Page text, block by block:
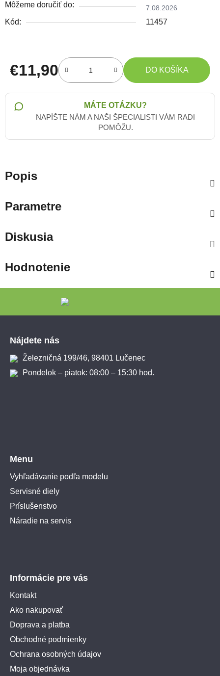
Môžeme doručiť do: 7.08.2026
Kód: 11457
€11,90
Jednotková cena:
DO KOŠÍKA
MÁTE OTÁZKU?
NAPÍŠTE NÁM A NAŠI ŠPECIALISTI VÁM RADI
POMÔŽU.
Popis
Parametre
Diskusia
Hodnotenie
Nájdete nás
Železničná 199/46, 98401 Lučenec
Pondelok – piatok: 08:00 – 15:30 hod.
Menu
Vyhľadávanie podľa modelu
Servisné diely
Príslušenstvo
Náradie na servis
Informácie pre vás
Kontakt
Ako nakupovať
Doprava a platba
Obchodné podmienky
Ochrana osobných údajov
Moja objednávka